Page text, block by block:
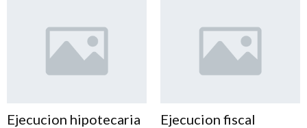
Ejecucion hipotecaria Ejecucion fiscal